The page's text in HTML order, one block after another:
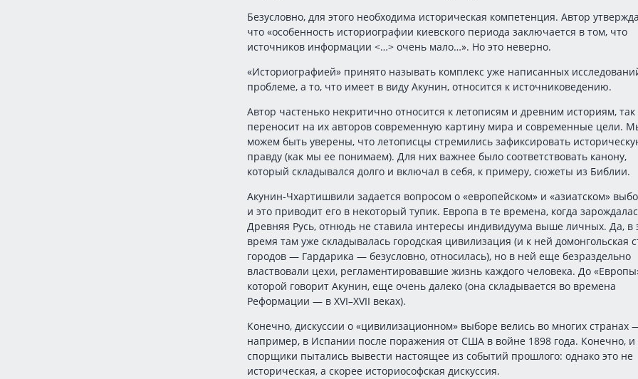
Безусловно, для этого необходима историческая компетенция. Автор
что «особенность историографии киевского периода заключается в том, что
источников информации <…> очень мало…». Но это неверно.
«Историографией» принято называть комплекс уже написанных
проблеме, а то, что имеет в виду Акунин, относится к источниковедению.
Автор частенько некритично относится к летописям и древним историям, так
переносит на их авторов современную картину мира и современные цели.
можем быть уверены, что летописцы стремились зафиксировать
правду (как мы ее понимаем). Для них важнее было соответствовать канону,
который складывался долго и включал в себя, к примеру, сюжеты из Библии.
Акунин-Чхартишвили задается вопросом о «европейском» и «азиатском»
и это приводит его в некоторый тупик. Европа в те времена, когда
Древняя Русь, отнюдь не ставила интересы индивидуума выше личных. Да, в
время там уже складывалась городская цивилизация (и к ней домонгольская
городов — Гардарика — безусловно, относилась), но в ней еще безраздельно
властвовали цехи, регламентировавшие жизнь каждого человека. До
которой говорит Акунин, еще очень далеко (она складывается во времена
Реформации — в XVI–XVII веках).
Конечно, дискуссии о «цивилизационном» выборе велись во многих странах
например, в Испании после поражения от США в войне 1898 года. Конечно, и
спорщики пытались вывести настоящее из событий прошлого: однако это не
историческая, а скорее историософская дискуссия.